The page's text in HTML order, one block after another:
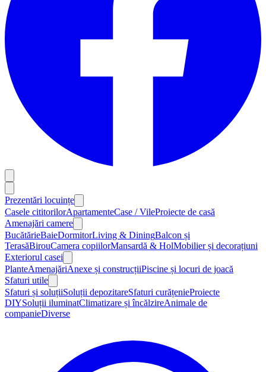
Prezentări locuințe
Casele cititorilorApartamenteCase / VileProiecte de casă
Amenajări camere
BucătărieBaieDormitorLiving & DiningBalcon și
TerasăBirouCamera copiilorMansardă & HolMobilier și decorațiuni
Exteriorul casei
PlanteAmenajăriAnexe și construcțiiPiscine și locuri de joacă
Sfaturi utile
Sfaturi și soluțiiSoluții depozitareSfaturi curățenieProiecte
DIYSoluții iluminatClimatizare și încălzireAnimale de
companieDiverse